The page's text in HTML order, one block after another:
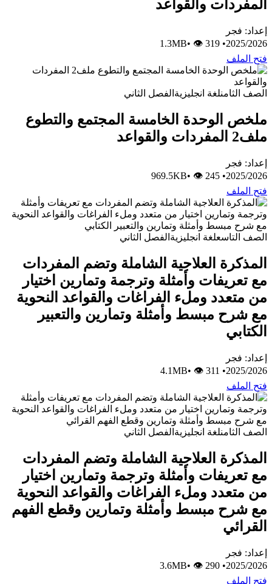
المفردات والقواعد
إعداد: فجر
2025/2026
•
1.3MB
• 👁 319
فتح الملف
الصف الثامنلغة انجليزيةالفصل الثاني
ملخص الوحدة الخامسة المجتمع والتطوع
ملف2 المفردات والقواعد
إعداد: فجر
2025/2026
•
969.5KB
• 👁 245
فتح الملف
الصف التاسعلغة انجليزيةالفصل الثاني
المذكرة العلاجية الشاملة وتضم المفردات
مع تعريفات وأمثلة وترجمة وتمارين اختيار
من متعدد وملء الفراغات والقواعد النحوية
مع شرح مبسط وأمثلة وتمارين والتعبير
الكتابي
إعداد: فجر
2025/2026
•
4.1MB
• 👁 311
فتح الملف
الصف الثامنلغة انجليزيةالفصل الثاني
المذكرة العلاجية الشاملة وتضم المفردات
مع تعريفات وأمثلة وترجمة وتمارين اختيار
من متعدد وملء الفراغات والقواعد النحوية
مع شرح مبسط وأمثلة وتمارين وقطع الفهم
القرائي
إعداد: فجر
2025/2026
•
3.6MB
• 👁 290
فتح الملف